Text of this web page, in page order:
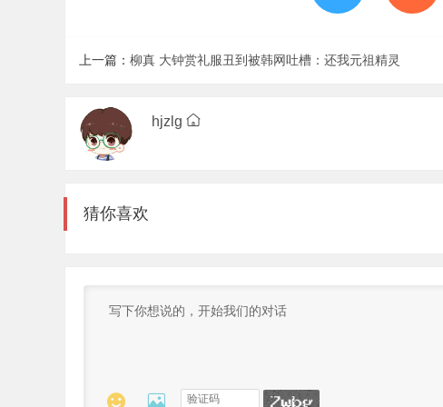
上一篇： 柳真 大钟赏礼服丑到被韩网吐槽：还我元祖精灵
hjzlg
猜你喜欢
 